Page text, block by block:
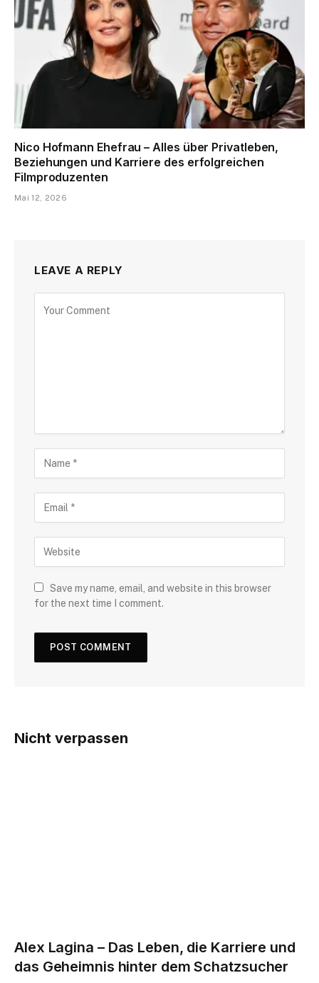
Nico Hofmann Ehefrau – Alles über Privatleben,
Beziehungen und Karriere des erfolgreichen
Filmproduzenten
Mai 12, 2026
LEAVE A REPLY
Save my name, email, and website in this browser
for the next time I comment.
Nicht verpassen
Alex Lagina – Das Leben, die Karriere und
das Geheimnis hinter dem Schatzsucher